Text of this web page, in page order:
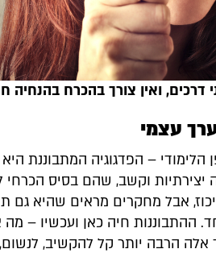
ואין צורך בהכרח בהנחיה
עצמי
– הפדגוגיה המתבוננת היא
יצירתיות וקשב, שהם בסיס הכרחי
אבל מחקרים מראים שהיא גם
ההתבוננות חיה כאן ועכשיו – מה
הרבה יותר קל להקשיב,